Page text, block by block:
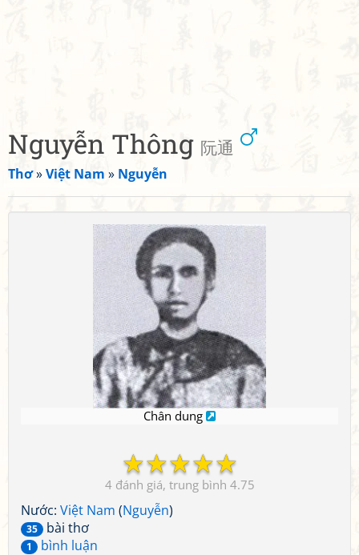
Nguyễn Thông 阮通
Thơ»Việt Nam » Nguyễn
Chân dung
☆
☆
☆
☆
☆
4 4.75
Nước: Việt Nam (Nguyễn)
35 bài thơ
1
bình luận